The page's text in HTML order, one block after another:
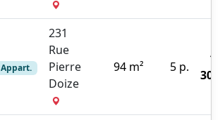
Appart.
231
Rue
Pierre
Doize
94 m² 5 p.